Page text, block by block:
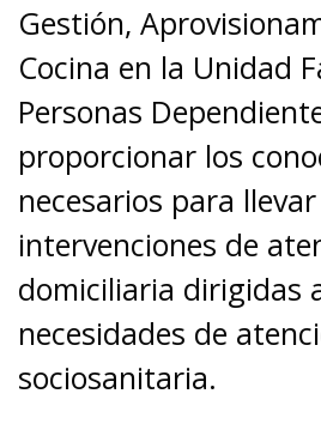
Gestión,
Cocina en la Unidad
Personas
proporcionar los
necesarios para
intervenciones de
domiciliaria dirigidas
necesidades de
sociosanitaria.